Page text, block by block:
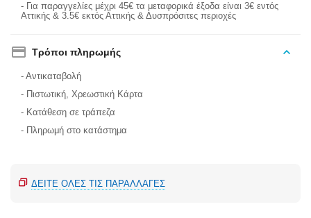
- Για παραγγελίες μέχρι 45€ τα μεταφορικά έξοδα είναι 3€ εντός
Αττικής & 3.5€ εκτός Αττικής & Δυσπρόσιτες περιοχές
Τρόποι πληρωμής
- Αντικαταβολή
- Πιστωτική, Χρεωστική Κάρτα
- Κατάθεση σε τράπεζα
- Πληρωμή στο κατάστημα
ΔΕΊΤΕ ΌΛΕΣ ΤΙΣ ΠΑΡΑΛΛΑΓΈΣ